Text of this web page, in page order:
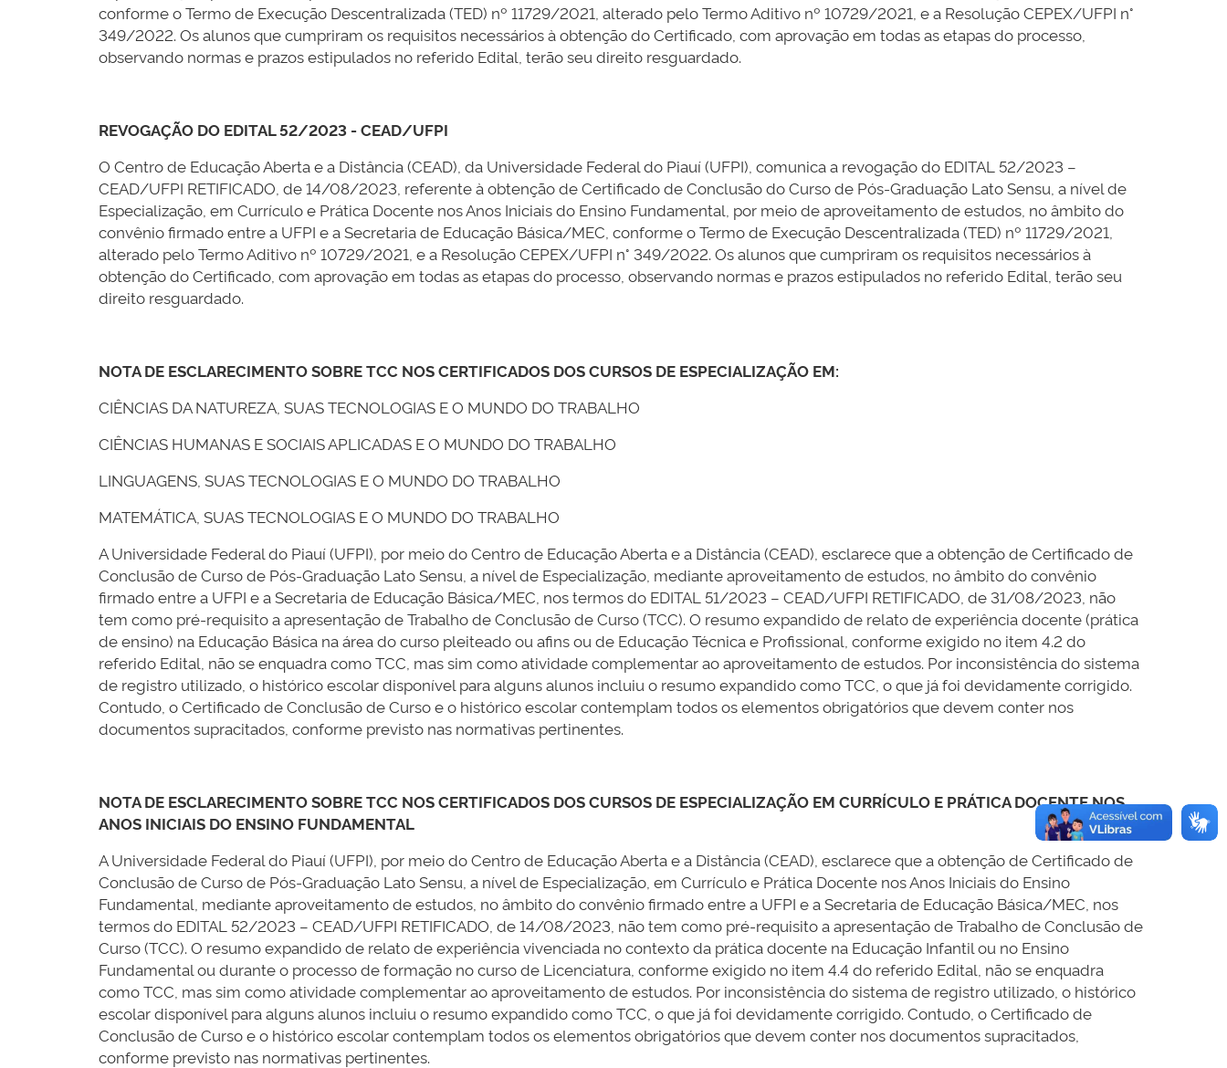
conforme o Termo de Execução Descentralizada (TED) nº 11729/2021, alterado pelo Termo Aditivo nº 10729/2021, e a Resolução CEPEX/UFPI n°
349/2022. Os alunos que cumpriram os requisitos necessários à obtenção do Certificado, com aprovação em todas as etapas do processo,
observando normas e prazos estipulados no referido Edital, terão seu direito resguardado.
REVOGAÇÃO DO EDITAL 52/2023 - CEAD/UFPI
O Centro de Educação Aberta e a Distância (CEAD), da Universidade Federal do Piauí (UFPI), comunica a revogação do EDITAL 52/2023 –
CEAD/UFPI RETIFICADO, de 14/08/2023, referente à obtenção de Certificado de Conclusão do Curso de Pós-Graduação Lato Sensu, a nível de
Especialização, em Currículo e Prática Docente nos Anos Iniciais do Ensino Fundamental, por meio de aproveitamento de estudos, no âmbito do
convênio firmado entre a UFPI e a Secretaria de Educação Básica/MEC, conforme o Termo de Execução Descentralizada (TED) nº 11729/2021,
alterado pelo Termo Aditivo nº 10729/2021, e a Resolução CEPEX/UFPI n° 349/2022. Os alunos que cumpriram os requisitos necessários à
obtenção do Certificado, com aprovação em todas as etapas do processo, observando normas e prazos estipulados no referido Edital, terão seu
direito resguardado.
NOTA DE ESCLARECIMENTO SOBRE TCC NOS CERTIFICADOS DOS CURSOS DE ESPECIALIZAÇÃO EM:
CIÊNCIAS DA NATUREZA, SUAS TECNOLOGIAS E O MUNDO DO TRABALHO
CIÊNCIAS HUMANAS E SOCIAIS APLICADAS E O MUNDO DO TRABALHO
LINGUAGENS, SUAS TECNOLOGIAS E O MUNDO DO TRABALHO
MATEMÁTICA, SUAS TECNOLOGIAS E O MUNDO DO TRABALHO
A Universidade Federal do Piauí (UFPI), por meio do Centro de Educação Aberta e a Distância (CEAD), esclarece que a obtenção de Certificado de
Conclusão de Curso de Pós-Graduação Lato Sensu, a nível de Especialização, mediante aproveitamento de estudos, no âmbito do convênio
firmado entre a UFPI e a Secretaria de Educação Básica/MEC, nos termos do EDITAL 51/2023 – CEAD/UFPI RETIFICADO, de 31/08/2023, não
tem como pré-requisito a apresentação de Trabalho de Conclusão de Curso (TCC). O resumo expandido de relato de experiência docente (prática
de ensino) na Educação Básica na área do curso pleiteado ou afins ou de Educação Técnica e Profissional, conforme exigido no item 4.2 do
referido Edital, não se enquadra como TCC, mas sim como atividade complementar ao aproveitamento de estudos. Por inconsistência do sistema
de registro utilizado, o histórico escolar disponível para alguns alunos incluiu o resumo expandido como TCC, o que já foi devidamente corrigido.
Contudo, o Certificado de Conclusão de Curso e o histórico escolar contemplam todos os elementos obrigatórios que devem conter nos
documentos supracitados, conforme previsto nas normativas pertinentes.
NOTA DE ESCLARECIMENTO SOBRE TCC NOS CERTIFICADOS DOS CURSOS DE ESPECIALIZAÇÃO EM CURRÍCULO E PRÁTICA DOCENTE NOS
ANOS INICIAIS DO ENSINO FUNDAMENTAL
A Universidade Federal do Piauí (UFPI), por meio do Centro de Educação Aberta e a Distância (CEAD), esclarece que a obtenção de Certificado de
Conclusão de Curso de Pós-Graduação Lato Sensu, a nível de Especialização, em Currículo e Prática Docente nos Anos Iniciais do Ensino
Fundamental, mediante aproveitamento de estudos, no âmbito do convênio firmado entre a UFPI e a Secretaria de Educação Básica/MEC, nos
termos do EDITAL 52/2023 – CEAD/UFPI RETIFICADO, de 14/08/2023, não tem como pré-requisito a apresentação de Trabalho de Conclusão de
Curso (TCC). O resumo expandido de relato de experiência vivenciada no contexto da prática docente na Educação Infantil ou no Ensino
Fundamental ou durante o processo de formação no curso de Licenciatura, conforme exigido no item 4.4 do referido Edital, não se enquadra
como TCC, mas sim como atividade complementar ao aproveitamento de estudos. Por inconsistência do sistema de registro utilizado, o histórico
escolar disponível para alguns alunos incluiu o resumo expandido como TCC, o que já foi devidamente corrigido. Contudo, o Certificado de
Conclusão de Curso e o histórico escolar contemplam todos os elementos obrigatórios que devem conter nos documentos supracitados,
conforme previsto nas normativas pertinentes.